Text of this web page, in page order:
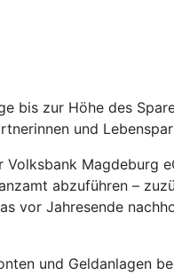
bis zur Höhe des
und
Volksbank
abzuführen –
vor Jahresende
und Geldanlagen